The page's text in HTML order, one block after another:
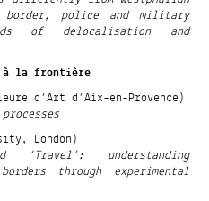
police and military
of delocalisation and
à la frontière
d’Art d’Aix-en-Provence)
London)
‘Travel’: understanding
through experimental